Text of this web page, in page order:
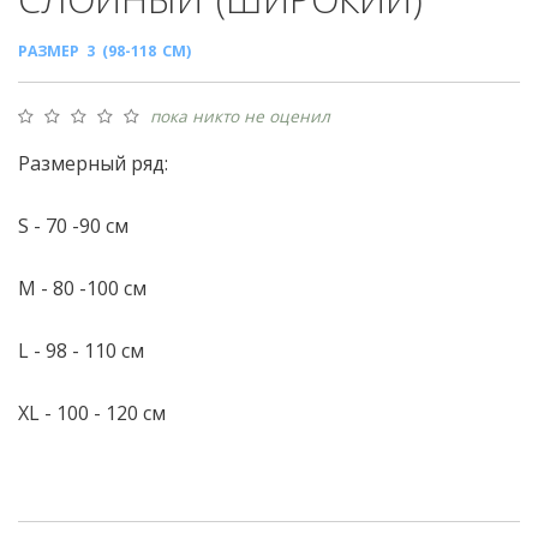
РАЗМЕР 3 (98-118 СМ)
пока никто не оценил
Размерный ряд:
S - 70 -90 см
M - 80 -100 см
L - 98 - 110 см
XL - 100 - 120 см